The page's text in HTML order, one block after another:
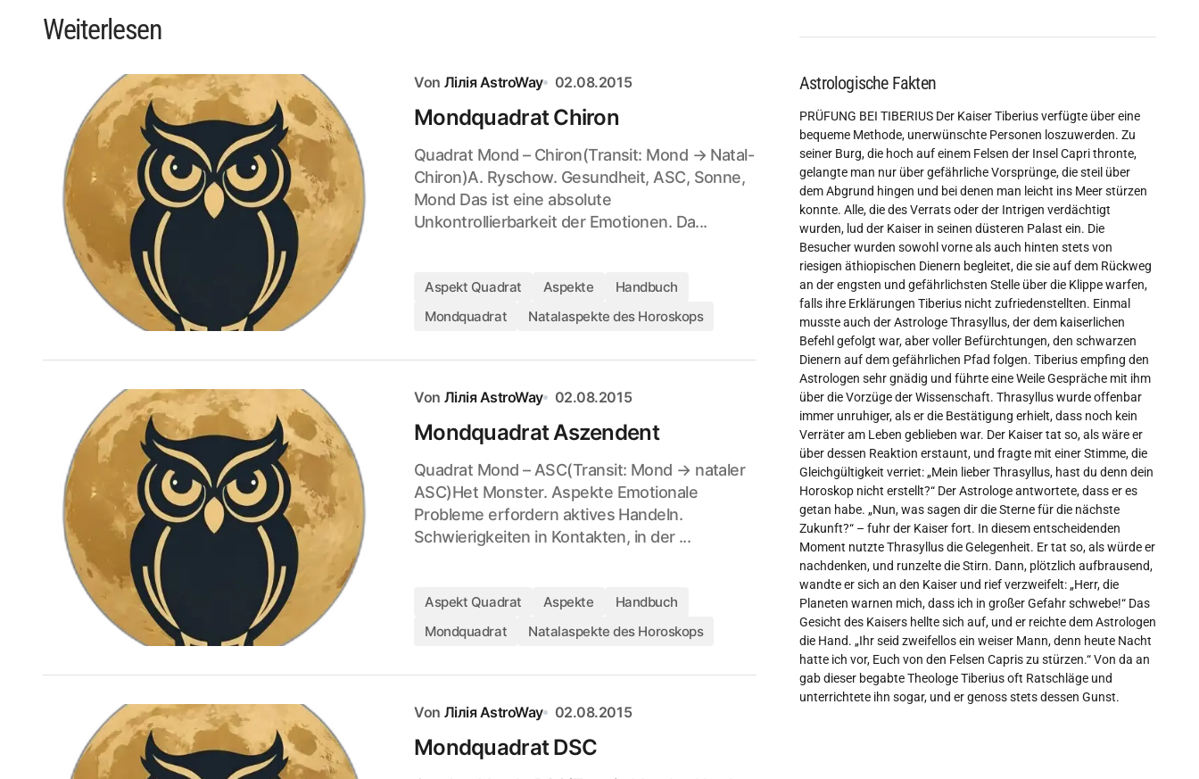
Weiterlesen
Von Лілія AstroWay 02.08.2015
Mondquadrat Chiron
Quadrat Mond – Chiron(Transit: Mond → Natal-
Chiron)A. Ryschow. Gesundheit, ASC, Sonne,
Mond Das ist eine absolute
Unkontrollierbarkeit der Emotionen. Da...
Aspekt Quadrat Aspekte
Handbuch
Mondquadrat
Natalaspekte des Horoskops
Von Лілія AstroWay 02.08.2015
Mondquadrat Aszendent
Quadrat Mond – ASC(Transit: Mond → nataler
ASC)Het Monster. Aspekte Emotionale
Probleme erfordern aktives Handeln.
Schwierigkeiten in Kontakten, in der ...
Aspekt Quadrat Aspekte
Handbuch
Mondquadrat
Natalaspekte des Horoskops
Von Лілія AstroWay 02.08.2015
Mondquadrat DSC
Astrologische Fakten
PRÜFUNG BEI TIBERIUS Der Kaiser Tiberius verfügte über eine
bequeme Methode, unerwünschte Personen loszuwerden. Zu
seiner Burg, die hoch auf einem Felsen der Insel Capri thronte,
gelangte man nur über gefährliche Vorsprünge, die steil über
dem Abgrund hingen und bei denen man leicht ins Meer stürzen
konnte. Alle, die des Verrats oder der Intrigen verdächtigt
wurden, lud der Kaiser in seinen düsteren Palast ein. Die
Besucher wurden sowohl vorne als auch hinten stets von
riesigen äthiopischen Dienern begleitet, die sie auf dem Rückweg
an der engsten und gefährlichsten Stelle über die Klippe warfen,
falls ihre Erklärungen Tiberius nicht zufriedenstellten. Einmal
musste auch der Astrologe Thrasyllus, der dem kaiserlichen
Befehl gefolgt war, aber voller Befürchtungen, den schwarzen
Dienern auf dem gefährlichen Pfad folgen. Tiberius empfing den
Astrologen sehr gnädig und führte eine Weile Gespräche mit ihm
über die Vorzüge der Wissenschaft. Thrasyllus wurde offenbar
immer unruhiger, als er die Bestätigung erhielt, dass noch kein
Verräter am Leben geblieben war. Der Kaiser tat so, als wäre er
über dessen Reaktion erstaunt, und fragte mit einer Stimme, die
Gleichgültigkeit verriet: „Mein lieber Thrasyllus, hast du denn dein
Horoskop nicht erstellt?“ Der Astrologe antwortete, dass er es
getan habe. „Nun, was sagen dir die Sterne für die nächste
Zukunft?“ – fuhr der Kaiser fort. In diesem entscheidenden
Moment nutzte Thrasyllus die Gelegenheit. Er tat so, als würde er
nachdenken, und runzelte die Stirn. Dann, plötzlich aufbrausend,
wandte er sich an den Kaiser und rief verzweifelt: „Herr, die
Planeten warnen mich, dass ich in großer Gefahr schwebe!“ Das
Gesicht des Kaisers hellte sich auf, und er reichte dem Astrologen
die Hand. „Ihr seid zweifellos ein weiser Mann, denn heute Nacht
hatte ich vor, Euch von den Felsen Capris zu stürzen.“ Von da an
gab dieser begabte Theologe Tiberius oft Ratschläge und
unterrichtete ihn sogar, und er genoss stets dessen Gunst.